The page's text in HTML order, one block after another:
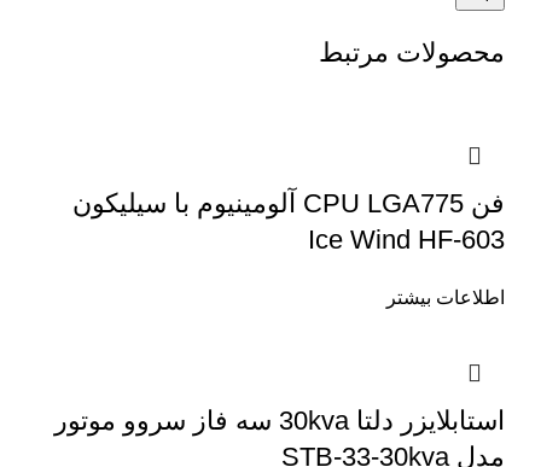
محصولات مرتبط
فن CPU LGA775 آلومینیوم با سیلیکون
Ice Wind HF-603
اطلاعات بیشتر
استابلایزر دلتا 30kva سه فاز سروو موتور
مدل STB-33-30kva